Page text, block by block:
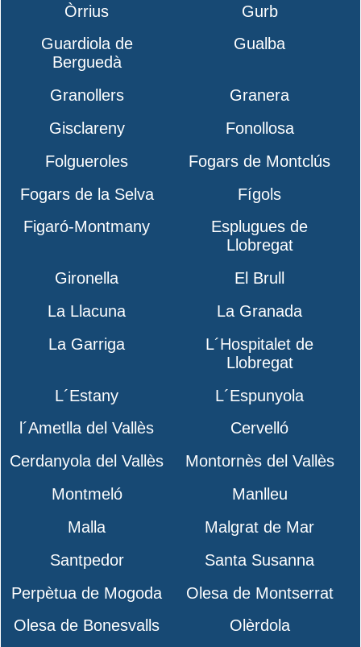
Òrrius
Gurb
Guardiola de
Berguedà
Gualba
Granollers
Granera
Gisclareny
Fonollosa
Folgueroles
Fogars de Montclús
Fogars de la Selva
Fígols
Figaró-Montmany
Esplugues de
Llobregat
Gironella
El Brull
La Llacuna
La Granada
La Garriga
L´Hospitalet de
Llobregat
L´Estany
L´Espunyola
l´Ametlla del Vallès
Cervelló
Cerdanyola del Vallès
Montornès del Vallès
Montmeló
Manlleu
Malla
Malgrat de Mar
Santpedor
Santa Susanna
Perpètua de Mogoda
Olesa de Montserrat
Olesa de Bonesvalls
Olèrdola